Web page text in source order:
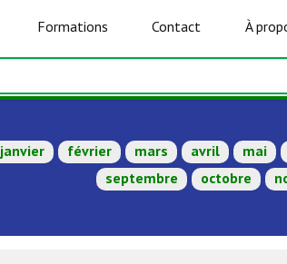
Formations Contact À
janvier février mars avril mai
septembre
octobre